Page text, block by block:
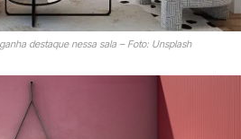
destaque nessa sala – Foto: Unsplash